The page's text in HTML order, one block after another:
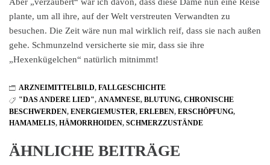
plante, um all ihre, auf der Welt verstreuten Verwandten zu
besuchen. Die Zeit wäre nun mal wirklich reif, dass sie nach außen
gehe. Schmunzelnd versicherte sie mir, dass sie ihre
„Hexenkügelchen“ natürlich mitnimmt!
ARZNEIMITTELBILD, FALLGESCHICHTE
"DAS ANDERE LIED", ANAMNESE, BLUTUNG, CHRONISCHE
BESCHWERDEN, ENERGIEMUSTER, ERLEBEN, ERSCHÖPFUNG,
HAMAMELIS, HÄMORRHOIDEN, SCHMERZZUSTÄNDE
ÄHNLICHE BEITRÄGE